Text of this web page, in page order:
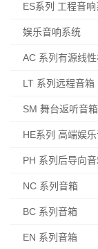
ES系列 工程音
娱乐音响系统
AC 系列有源线
LT 系列远程音箱
SM 舞台返听音箱
HE系列 高端娱
PH 系列后导向
NC 系列音箱
BC 系列音箱
EN 系列音箱